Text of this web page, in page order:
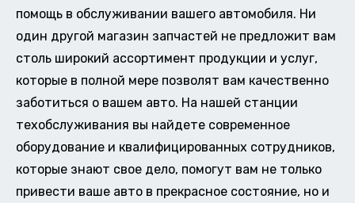
помощь в обслуживании вашего автомобиля. Ни
один другой магазин запчастей не предложит вам
столь широкий ассортимент продукции и услуг,
которые в полной мере позволят вам качественно
заботиться о вашем авто. На нашей станции
техобслуживания вы найдете современное
оборудование и квалифицированных сотрудников,
которые знают свое дело, помогут вам не только
привести ваше авто в прекрасное состояние, но и